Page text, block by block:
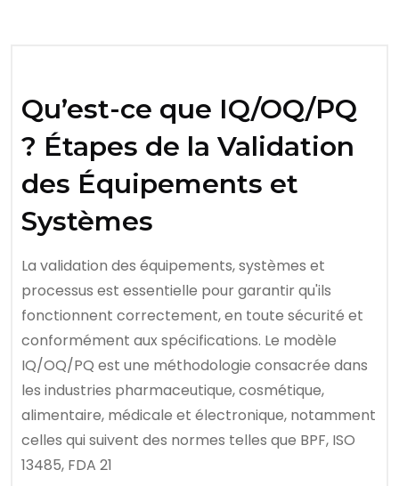
Qu’est-ce que IQ/OQ/PQ
? Étapes de la Validation
des Équipements et
Systèmes
La validation des équipements, systèmes et
processus est essentielle pour garantir qu'ils
fonctionnent correctement, en toute sécurité et
conformément aux spécifications. Le modèle
IQ/OQ/PQ est une méthodologie consacrée dans
les industries pharmaceutique, cosmétique,
alimentaire, médicale et électronique, notamment
celles qui suivent des normes telles que BPF, ISO
13485, FDA 21